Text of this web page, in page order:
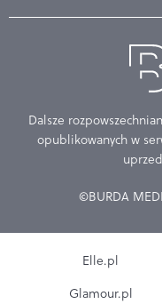
Dalsze
opublikowanych w
©BURDA
Elle.pl
Glamour.pl